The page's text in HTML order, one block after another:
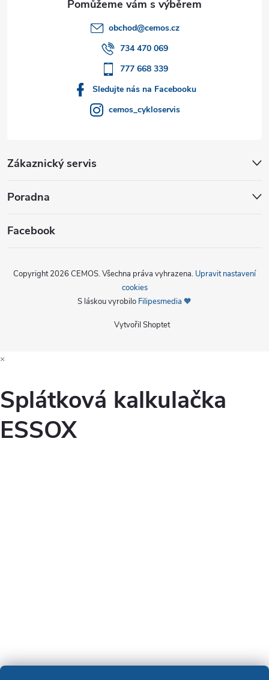
obchod@cemos.cz
734 470 069
777 668 339
Sledujte nás na Facebooku
cemos_cykloservis
Zákaznický servis
Poradna
Facebook
Vytvořil Shoptet
Copyright 2026 CEMOS. Všechna práva vyhrazena. Upravit nastavení
cookies
S láskou vyrobilo Filipesmedia 🧡
×
Splátková kalkulačka
ESSOX